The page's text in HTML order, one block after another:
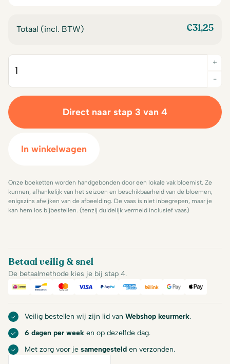
Totaal (incl. BTW) €31,25
-
+
Direct naar stap 3 van 4
In winkelwagen
Onze boeketten worden handgebonden door een lokale vak bloemist. Ze
kunnen, afhankelijk van het seizoen en beschikbaarheid van de bloemen,
enigszins afwijken van de afbeelding. De vaas is niet inbegrepen, maar je
kan hem los bijbestellen. (tenzij duidelijk vermeld inclusief vaas)
Betaal veilig & snel
De betaalmethode kies je bij stap 4.
iDeal Bancontact
Mastercard
Visa PayPalAmerican Express
BillinkGoogle Pay
Apple
Veilig bestellen wij zijn lid van Webshop keurmerk.
6 dagen per week en op dezelfde dag.
Met zorg voor je samengesteld en verzonden.